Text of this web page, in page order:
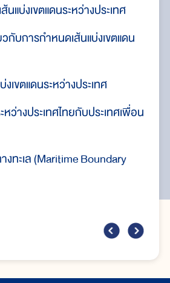
แบ่งเขตแดนระหว่างประเทศ
กับการกำหนดเส้นแบ่งเขตแดน
งเขตแดนระหว่างประเทศ
หว่างประเทศไทยกับประเทศเพื่อน
งทะเล (Maritime Boundary